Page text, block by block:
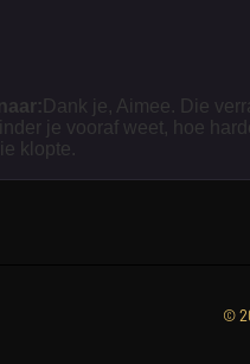
Dank je, Aimee. Die
je vooraf weet, hoe
klopte.
©